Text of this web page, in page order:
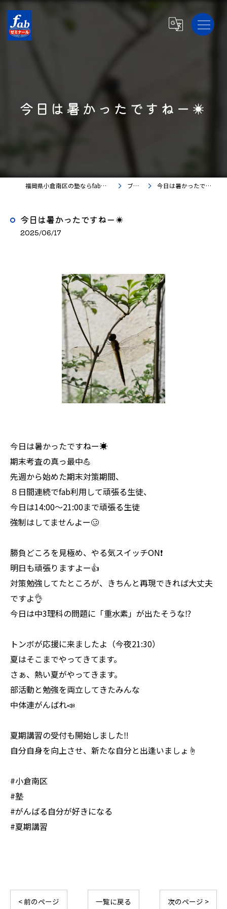
今日は暑かったですねー☀️
福岡県小倉南区の塾ならfabゼミナール ブログ 今日は暑かったですねー☀️
今日は暑かったですねー☀️
2025/06/17
今日は暑かったですねー☀️
期末考査の真っ最中💪
先週から始めた期末対策期間、
８日間連続でfab利用して頑張る生徒、
今日は14:00〜21:00まで頑張る生徒
強制はしてませんよー🥴
勝負どころを見極め、やる気スイッチON❗️
明日も頑張りますよー👍
対策勉強してたところが、きちんと再現できれば大丈夫
ですよ👌
今日は中3理科の問題に「重水素」が出たそうな⁉️
トンボが応援に来ましたよ（今夜21:30）
夏はそこまでやってきてます。
さぁ、熱い夏がやってきます。
部活動と勉強を両立してきたみんな
中体連がんばれ📣
夏期講習の受付も開始しました‼️
自分自身を向上させ、新たな自分と出逢いましょ☝️
#小倉南区
#塾
#がんばる自分が好きになる
#夏期講習
< 前のページ 一覧に戻る 次のページ >